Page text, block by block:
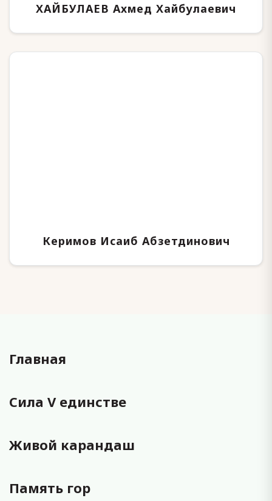
ХАЙБУЛАЕВ Ахмед Хайбулаевич
Керимов Исаиб Абзетдинович
Главная
Сила V единстве
Живой карандаш
Память гор